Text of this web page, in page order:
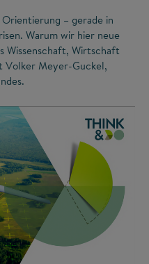
– gerade in
Warum wir hier neue
Wissenschaft, Wirtschaft
Volker Meyer-Guckel,